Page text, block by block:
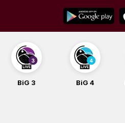
content
BiG 3 BiG 4